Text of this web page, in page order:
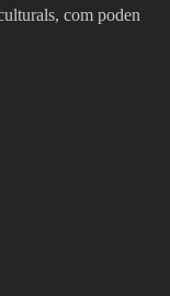
com poden